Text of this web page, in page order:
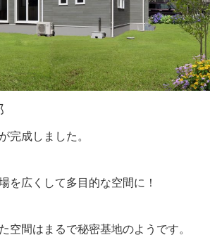
完成しました。
を広くして多目的な空間に！
空間はまるで秘密基地のようです。